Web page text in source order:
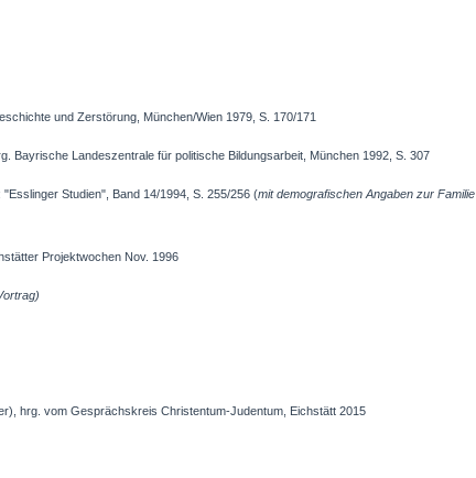
und Zerstörung, München/Wien 1979, S. 170/171
Bayrische Landeszentrale für politische Bildungsarbeit, München 1992, S. 307
Studien", Band 14/1994, S. 255/256 (mit demografischen Angaben zur Familie
Projektwochen Nov. 1996
hrg. vom Gesprächskreis Christentum-Judentum, Eichstätt 2015